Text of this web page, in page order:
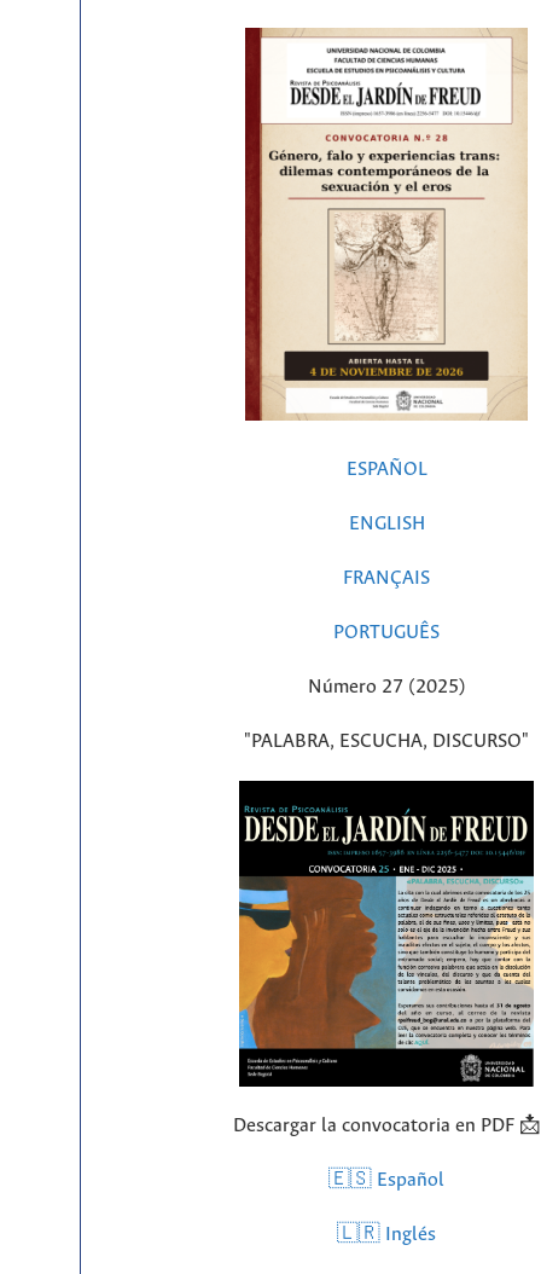
ESPAÑOL
ENGLISH
FRANÇAIS
PORTUGUÊS
Número 27 (2025)
"PALABRA, ESCUCHA, DISCURSO"
Descargar la convocatoria en PDF 📩
🇪🇸 Español
🇱🇷 Inglés